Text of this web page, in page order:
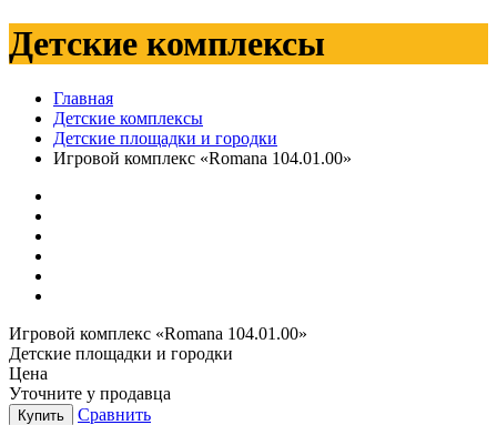
Детские комплексы
Главная
Детские комплексы
Детские площадки и городки
Игровой комплекс «Romana 104.01.00»
Игровой комплекс «Romana 104.01.00»
Детские площадки и городки
Цена
Уточните у продавца
Купить
Сравнить